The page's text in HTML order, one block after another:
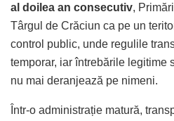
al doilea an consecutiv,
Târgul de Crăciun ca pe un
control public, unde regulile
temporar, iar întrebările legitime
nu mai deranjează pe nimeni.
Într-o administrație matură,